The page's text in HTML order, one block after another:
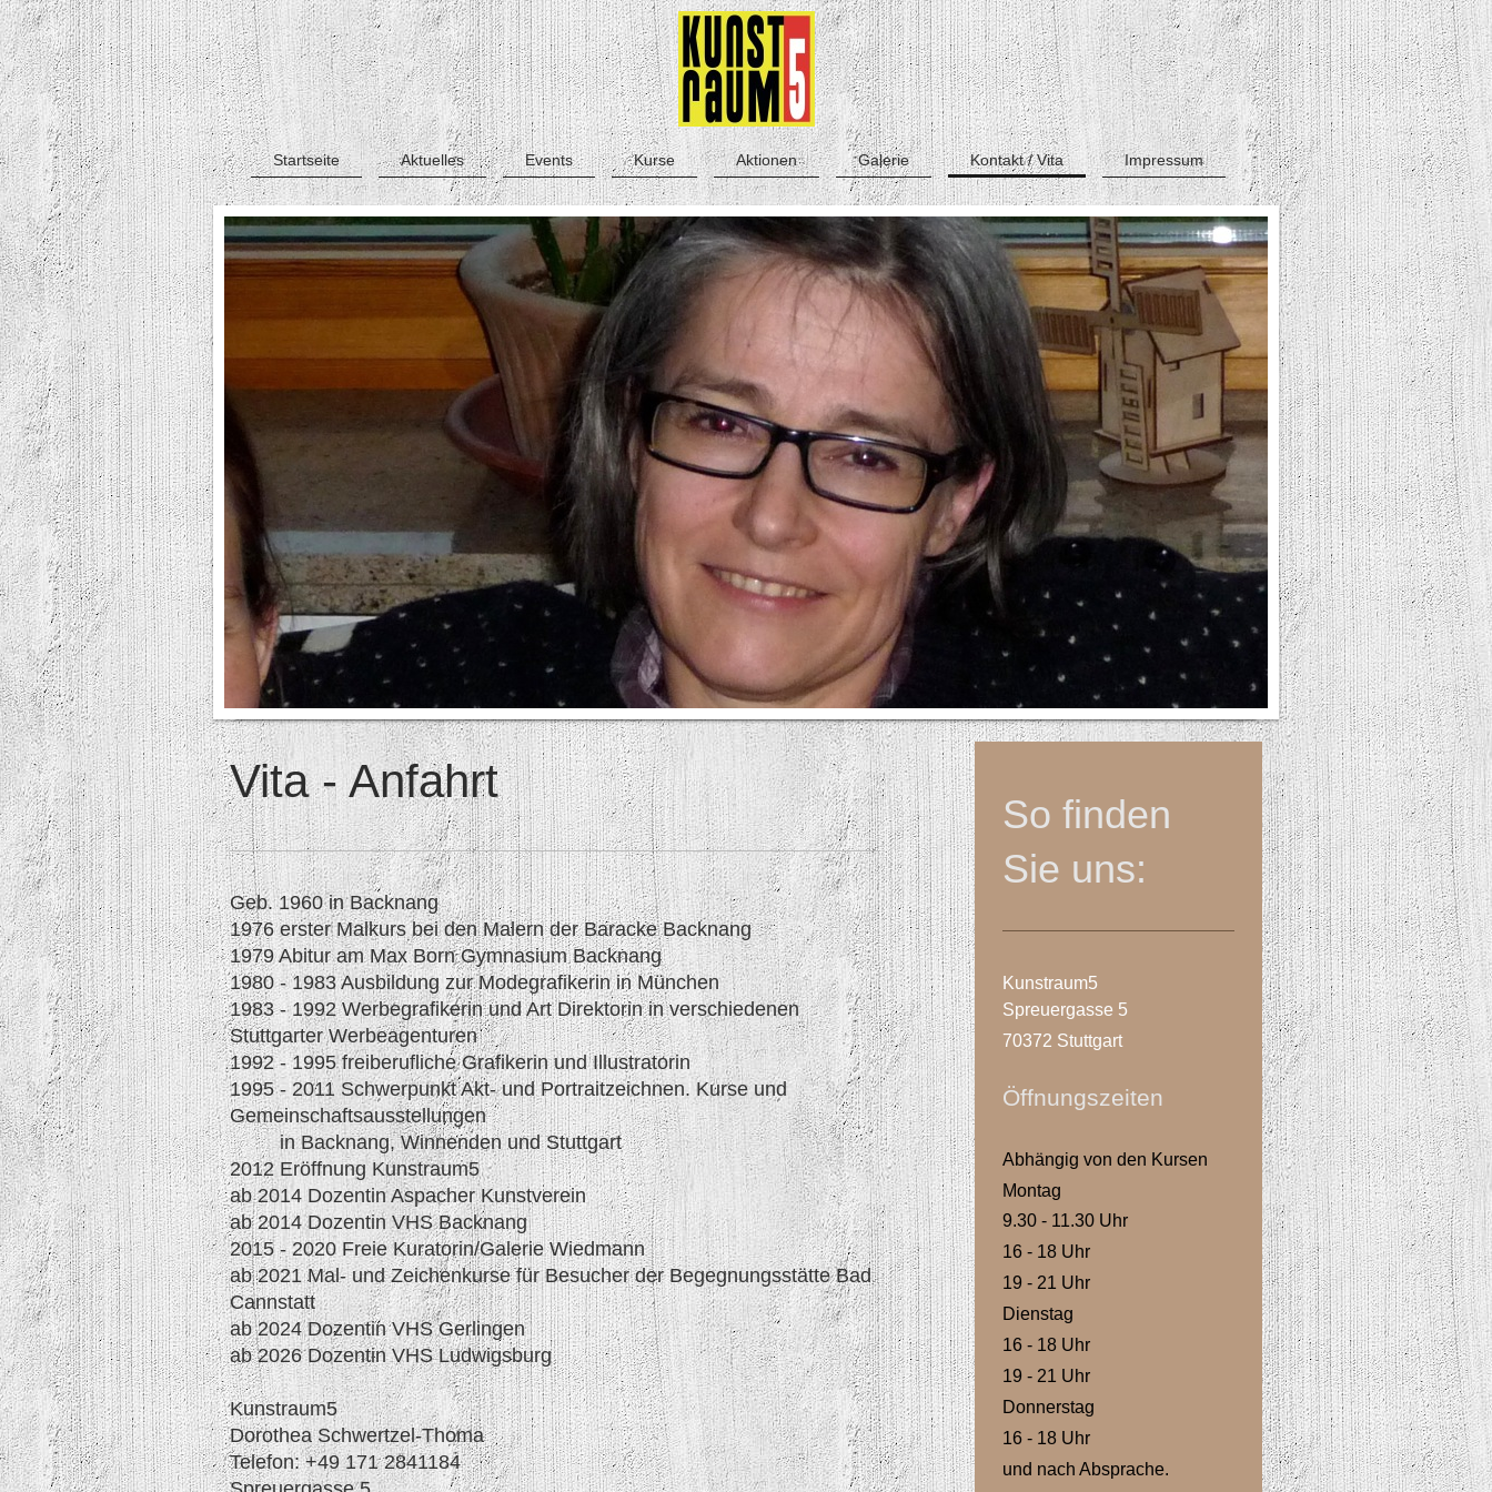
Startseite Aktuelles Events Kurse Aktionen Galerie Kontakt / Vita Impressum
Vita - Anfahrt
Geb. 1960 in Backnang
1976 erster Malkurs bei den Malern der Baracke Backnang
1979 Abitur am Max Born Gymnasium Backnang
1980 - 1983 Ausbildung zur Modegrafikerin in München
1983 - 1992 Werbegrafikerin und Art Direktorin in verschiedenen
Stuttgarter Werbeagenturen
1992 - 1995 freiberufliche Grafikerin und Illustratorin
1995 - 2011 Schwerpunkt Akt- und Portraitzeichnen. Kurse und
Gemeinschaftsausstellungen
in Backnang, Winnenden und Stuttgart
2012 Eröffnung Kunstraum5
ab 2014 Dozentin Aspacher Kunstverein
ab 2014 Dozentin VHS Backnang
2015 - 2020 Freie Kuratorin/Galerie Wiedmann
ab 2021 Mal- und Zeichenkurse für Besucher der Begegnungsstätte Bad
Cannstatt
ab 2024 Dozentin VHS Gerlingen
ab 2026 Dozentin VHS Ludwigsburg
Kunstraum5
Dorothea Schwertzel-Thoma
Telefon: +49 171 2841184
So finden
Sie uns:
Kunstraum5
Spreuergasse 5
70372 Stuttgart
Öffnungszeiten
Abhängig von den Kursen
Montag
9.30 - 11.30 Uhr
16 - 18 Uhr
19 - 21 Uhr
Dienstag
16 - 18 Uhr
19 - 21 Uhr
Donnerstag
16 - 18 Uhr
und nach Absprache.